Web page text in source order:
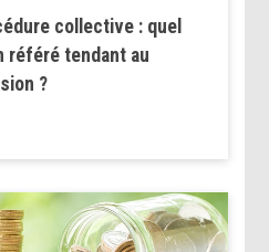
collective : quel
référé tendant au
?